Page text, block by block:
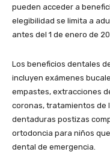
pueden acceder a
elegibilidad se limita a
antes del 1 de enero de
Los beneficios dentales
incluyen exámenes
empastes, extracciones
coronas, tratamientos de
dentaduras postizas
ortodoncia para niños
dental de emergencia.